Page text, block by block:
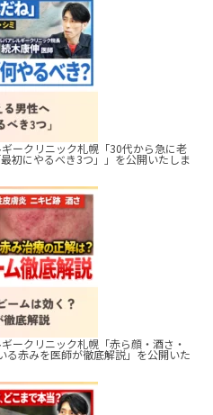
ークリニック札幌「30代から急に老
初にやるべき3つ」」を公開いたしま
ークリニック札幌「赤ら顔・酒さ・
る赤みを医師が徹底解説」を公開いた